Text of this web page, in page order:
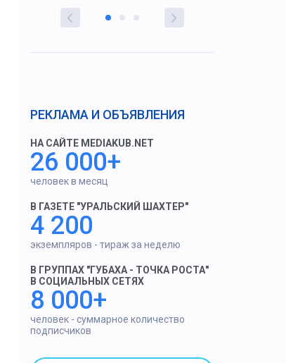
РЕКЛАМА И ОБЪЯВЛЕНИЯ
НА САЙТЕ MEDIAKUB.NET
26 000+
человек в месяц
В ГАЗЕТЕ "УРАЛЬСКИЙ ШАХТЕР"
4 200
экземпляров - тираж за неделю
В ГРУППАХ "ГУБАХА - ТОЧКА РОСТА"
В СОЦИАЛЬНЫХ СЕТЯХ
8 000+
человек - суммарное количество
подписчиков